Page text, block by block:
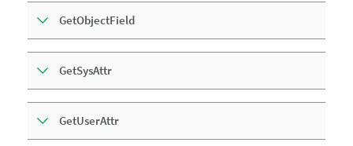
GetObjectField
GetSysAttr
GetUserAttr